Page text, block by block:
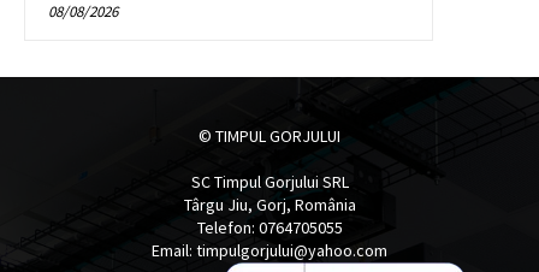
08/08/2026
© TIMPUL GORJULUI
SC Timpul Gorjului SRL
Târgu Jiu, Gorj, România
Telefon: 0764705055
Email: timpulgorjului@yahoo.com